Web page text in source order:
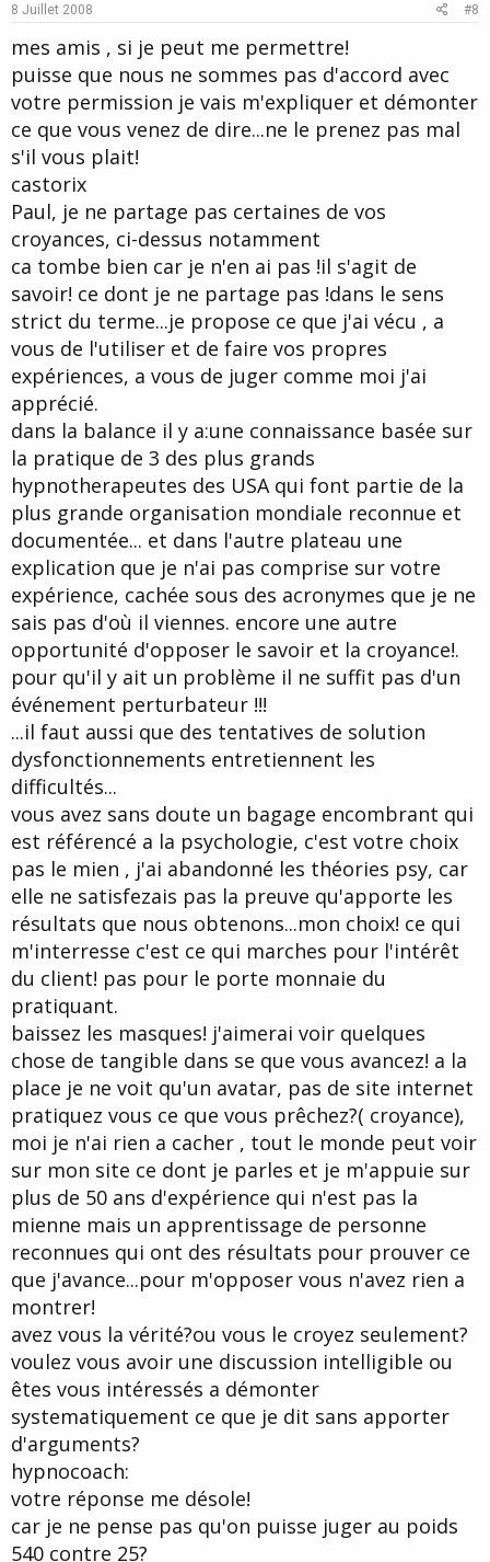
t
e
8 Juillet 2008 #8
mes amis , si je peut me permettre!
puisse que nous ne sommes pas d'accord avec
votre permission je vais m'expliquer et démonter
ce que vous venez de dire...ne le prenez pas mal
s'il vous plait!
castorix
Paul, je ne partage pas certaines de vos
croyances, ci-dessus notamment
ca tombe bien car je n'en ai pas !il s'agit de
savoir! ce dont je ne partage pas !dans le sens
strict du terme...je propose ce que j'ai vécu , a
vous de l'utiliser et de faire vos propres
expériences, a vous de juger comme moi j'ai
apprécié.
dans la balance il y a:une connaissance basée sur
la pratique de 3 des plus grands
hypnotherapeutes des USA qui font partie de la
plus grande organisation mondiale reconnue et
documentée... et dans l'autre plateau une
explication que je n'ai pas comprise sur votre
expérience, cachée sous des acronymes que je ne
sais pas d'où il viennes. encore une autre
opportunité d'opposer le savoir et la croyance!.
pour qu'il y ait un problème il ne suffit pas d'un
événement perturbateur !!!
...il faut aussi que des tentatives de solution
dysfonctionnements entretiennent les
difficultés...
vous avez sans doute un bagage encombrant qui
est référencé a la psychologie, c'est votre choix
pas le mien , j'ai abandonné les théories psy, car
elle ne satisfezais pas la preuve qu'apporte les
résultats que nous obtenons...mon choix! ce qui
m'interresse c'est ce qui marches pour l'intérêt
du client! pas pour le porte monnaie du
pratiquant.
baissez les masques! j'aimerai voir quelques
chose de tangible dans se que vous avancez! a la
place je ne voit qu'un avatar, pas de site internet
pratiquez vous ce que vous prêchez?( croyance),
moi je n'ai rien a cacher , tout le monde peut voir
sur mon site ce dont je parles et je m'appuie sur
plus de 50 ans d'expérience qui n'est pas la
mienne mais un apprentissage de personne
reconnues qui ont des résultats pour prouver ce
que j'avance...pour m'opposer vous n'avez rien a
montrer!
avez vous la vérité?ou vous le croyez seulement?
voulez vous avoir une discussion intelligible ou
êtes vous intéressés a démonter
systematiquement ce que je dit sans apporter
d'arguments?
hypnocoach:
votre réponse me désole!
car je ne pense pas qu'on puisse juger au poids
540 contre 25?